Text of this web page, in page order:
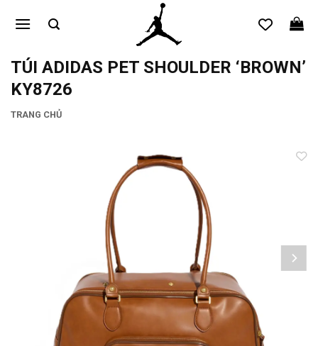
qua
dungTÚI ADIDAS PET SHOULDER ‘BROWN’
KY8726
TRANG CHỦ